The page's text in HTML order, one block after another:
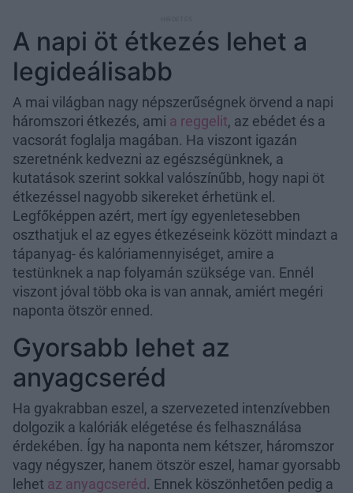
A napi öt étkezés lehet a
legideálisabb
A mai világban nagy népszerűségnek örvend a napi
háromszori étkezés, ami a reggelit, az ebédet és a
vacsorát foglalja magában. Ha viszont igazán
szeretnénk kedvezni az egészségünknek, a
kutatások szerint sokkal valószínűbb, hogy napi öt
étkezéssel nagyobb sikereket érhetünk el.
Legfőképpen azért, mert így egyenletesebben
oszthatjuk el az egyes étkezéseink között mindazt a
tápanyag- és kalóriamennyiséget, amire a
testünknek a nap folyamán szüksége van. Ennél
viszont jóval több oka is van annak, amiért megéri
naponta ötször enned.
Gyorsabb lehet az
anyagcseréd
Ha gyakrabban eszel, a szervezeted intenzívebben
dolgozik a kalóriák elégetése és felhasználása
érdekében. Így ha naponta nem kétszer, háromszor
vagy négyszer, hanem ötször eszel, hamar gyorsabb
lehet az anyagcseréd. Ennek köszönhetően pedig a